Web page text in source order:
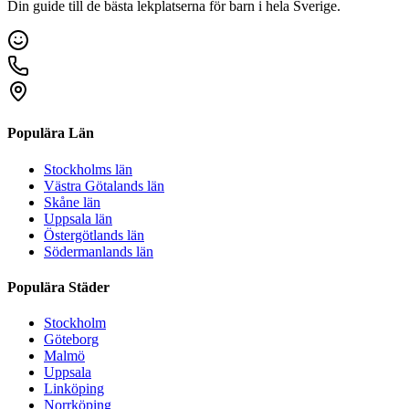
Din guide till de bästa lekplatserna för barn i hela Sverige.
Populära Län
Stockholms län
Västra Götalands län
Skåne län
Uppsala län
Östergötlands län
Södermanlands län
Populära Städer
Stockholm
Göteborg
Malmö
Uppsala
Linköping
Norrköping